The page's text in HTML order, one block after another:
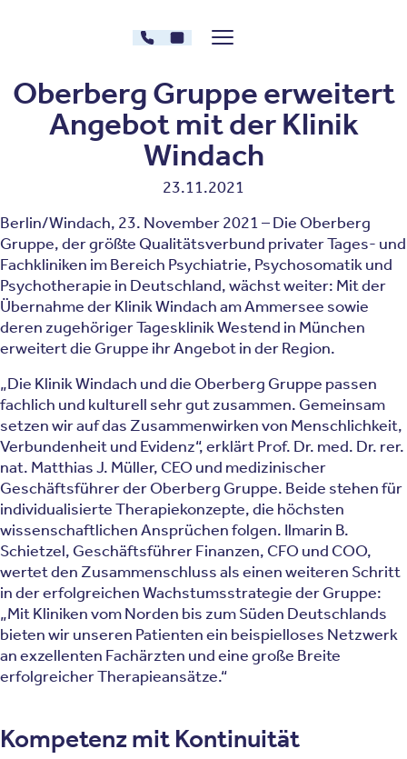
030 - 26478607
Kontakt
Menü zeigen/verstecken
Oberberg Gruppe erweitert
Angebot mit der Klinik
Windach
23.11.2021
Berlin/Windach, 23. November 2021 – Die Oberberg
Gruppe, der größte Qualitätsverbund privater Tages- und
Fachkliniken im Bereich Psychiatrie, Psychosomatik und
Psychotherapie in Deutschland, wächst weiter: Mit der
Übernahme der Klinik Windach am Ammersee sowie
deren zugehöriger Tagesklinik Westend in München
erweitert die Gruppe ihr Angebot in der Region.
„Die Klinik Windach und die Oberberg Gruppe passen
fachlich und kulturell sehr gut zusammen. Gemeinsam
setzen wir auf das Zusammenwirken von Menschlichkeit,
Verbundenheit und Evidenz“, erklärt Prof. Dr. med. Dr. rer.
nat. Matthias J. Müller, CEO und medizinischer
Geschäftsführer der Oberberg Gruppe. Beide stehen für
individualisierte Therapiekonzepte, die höchsten
wissenschaftlichen Ansprüchen folgen. Ilmarin B.
Schietzel, Geschäftsführer Finanzen, CFO und COO,
wertet den Zusammenschluss als einen weiteren Schritt
in der erfolgreichen Wachstumsstrategie der Gruppe:
„Mit Kliniken vom Norden bis zum Süden Deutschlands
bieten wir unseren Patienten ein beispielloses Netzwerk
an exzellenten Fachärzten und eine große Breite
erfolgreicher Therapieansätze.“
Kompetenz mit Kontinuität